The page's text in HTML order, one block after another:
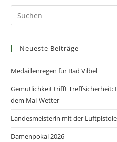
Neueste Beiträge
Medaillenregen für Bad Vilbel
Gemütlichkeit trifft Treffsicherheit:
dem Mai-Wetter
Landesmeisterin mit der Luftpistole
Damenpokal 2026